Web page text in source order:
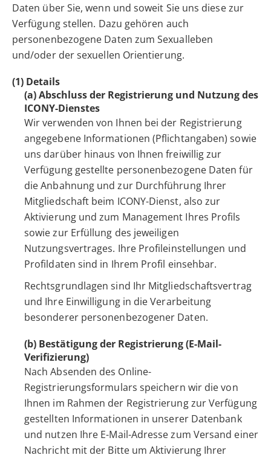
Daten über Sie, wenn und soweit Sie uns diese zur
Verfügung stellen. Dazu gehören auch
personenbezogene Daten zum Sexualleben
und/oder der sexuellen Orientierung.
(1) Details
(a) Abschluss der Registrierung und Nutzung des
ICONY-Dienstes
Wir verwenden von Ihnen bei der Registrierung
angegebene Informationen (Pflichtangaben) sowie
uns darüber hinaus von Ihnen freiwillig zur
Verfügung gestellte personenbezogene Daten für
die Anbahnung und zur Durchführung Ihrer
Mitgliedschaft beim ICONY-Dienst, also zur
Aktivierung und zum Management Ihres Profils
sowie zur Erfüllung des jeweiligen
Nutzungsvertrages. Ihre Profileinstellungen und
Profildaten sind in Ihrem Profil einsehbar.
Rechtsgrundlagen sind Ihr Mitgliedschaftsvertrag
und Ihre Einwilligung in die Verarbeitung
besonderer personenbezogener Daten.
(b) Bestätigung der Registrierung (E-Mail-
Verifizierung)
Nach Absenden des Online-
Registrierungsformulars speichern wir die von
Ihnen im Rahmen der Registrierung zur Verfügung
gestellten Informationen in unserer Datenbank
und nutzen Ihre E-Mail-Adresse zum Versand einer
Nachricht mit der Bitte um Aktivierung Ihrer